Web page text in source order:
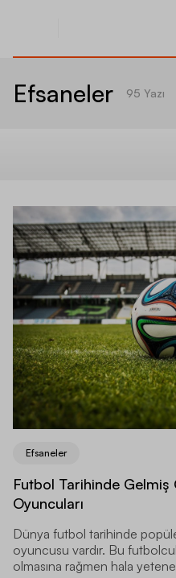
Efsaneler 95 Yazı
Efsaneler
Futbol Tarihinde Gelmiş
Oyuncuları
Dünya futbol tarihinde
oyuncusu vardır. Bu
olmasına rağmen hala